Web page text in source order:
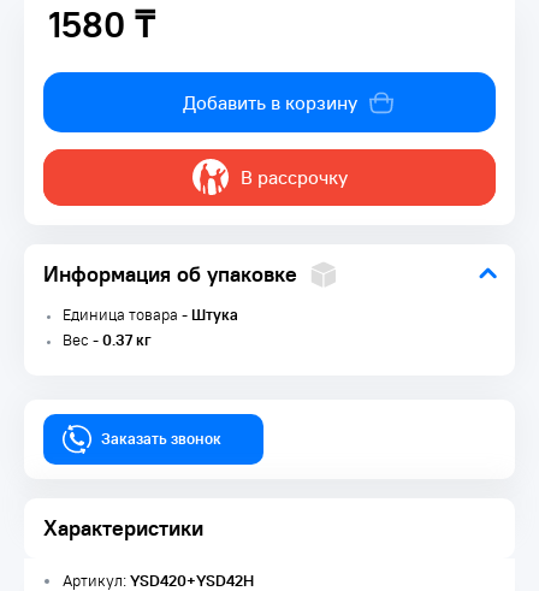
1580 ₸
1580 ₸
Добавить в корзину
В рассрочку
Информация об упаковке
Единица товара -Штука
Вес -0.37 кг
Заказать звонок
Характеристики
Артикул:YSD420+YSD42H